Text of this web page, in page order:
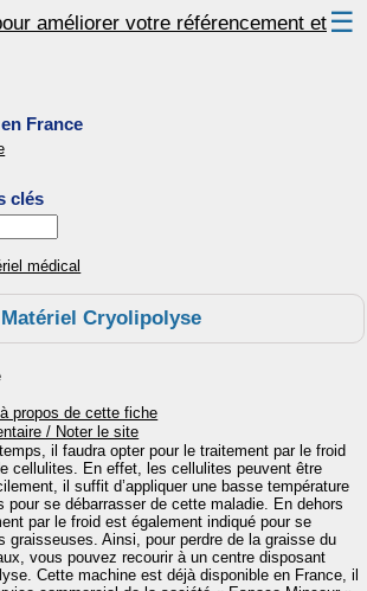
☰
France
clés
médical
Matériel Cryolipolyse
propos de cette fiche
/ Noter le site
il faudra opter pour le traitement par le froid
cellulites. En effet, les cellulites peuvent être
il suffit d’appliquer une basse température
pour se débarrasser de cette maladie. En dehors
par le froid est également indiqué pour se
graisseuses. Ainsi, pour perdre de la graisse du
vous pouvez recourir à un centre disposant
Cette machine est déjà disponible en France, il